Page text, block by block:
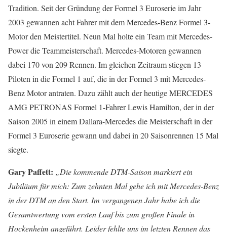
Tradition. Seit der Gründung der Formel 3 Euroserie im Jahr
2003 gewannen acht Fahrer mit dem Mercedes-Benz Formel 3-
Motor den Meistertitel. Neun Mal holte ein Team mit Mercedes-
Power die Teammeisterschaft. Mercedes-Motoren gewannen
dabei 170 von 209 Rennen. Im gleichen Zeitraum stiegen 13
Piloten in die Formel 1 auf, die in der Formel 3 mit Mercedes-
Benz Motor antraten. Dazu zählt auch der heutige MERCEDES
AMG PETRONAS Formel 1-Fahrer Lewis Hamilton, der in der
Saison 2005 in einem Dallara-Mercedes die Meisterschaft in der
Formel 3 Euroserie gewann und dabei in 20 Saisonrennen 15 Mal
siegte.
Gary Paffett: „Die kommende DTM-Saison markiert ein
Jubiläum für mich: Zum zehnten Mal gehe ich mit Mercedes-Benz
in der DTM an den Start. Im vergangenen Jahr habe ich die
Gesamtwertung vom ersten Lauf bis zum großen Finale in
Hockenheim angeführt. Leider fehlte uns im letzten Rennen das